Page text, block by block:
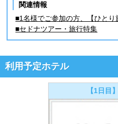
関連情報
■1名様でご参加の方、【ひとり
■セドナツアー・旅行特集
利用予定ホテル
【1日目